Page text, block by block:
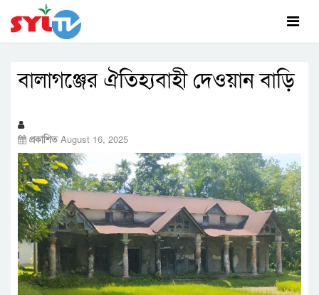
বালাগঞ্জের ঐতিহ্যবাহী দেওয়ান বাড়ি
প্রকাশিত August 16, 2025